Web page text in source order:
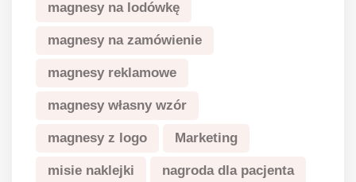
magnesy na lodówkę
magnesy na zamówienie
magnesy reklamowe
magnesy własny wzór
magnesy z logo Marketing
misie naklejki nagroda dla pacjenta